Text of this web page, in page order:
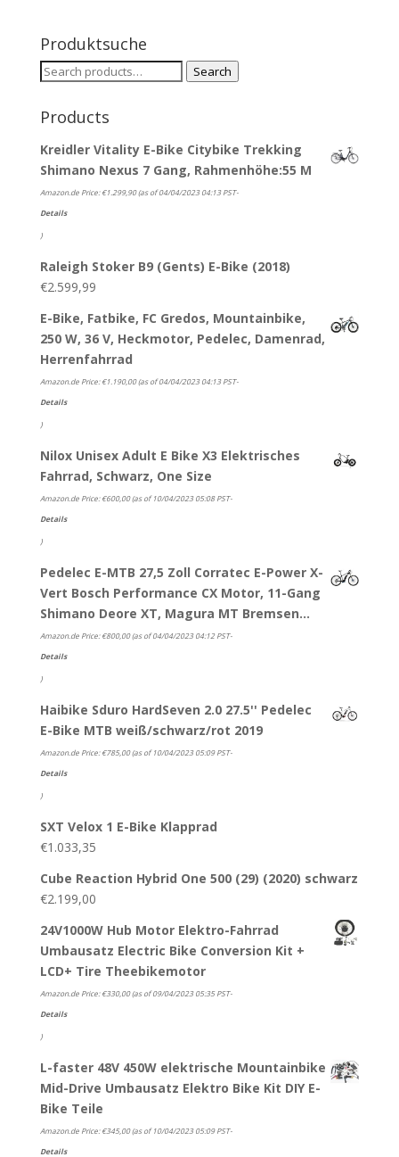
Produktsuche
Search
Search
Products
Kreidler Vitality E-Bike Citybike Trekking
Shimano Nexus 7 Gang, Rahmenhöhe:55 M
Amazon.de Price:€1.299,90(as of 04/04/2023 04:13 PST-
Details
)
Raleigh Stoker B9 (Gents) E-Bike (2018)
€2.599,99
E-Bike, Fatbike, FC Gredos, Mountainbike,
250 W, 36 V, Heckmotor, Pedelec, Damenrad,
Herrenfahrrad
Amazon.de Price:€1.190,00(as of 04/04/2023 04:13 PST-
Details
)
Nilox Unisex Adult E Bike X3 Elektrisches
Fahrrad, Schwarz, One Size
Amazon.de Price:€600,00(as of 10/04/2023 05:08 PST-
Details
)
Pedelec E-MTB 27,5 Zoll Corratec E-Power X-
Vert Bosch Performance CX Motor, 11-Gang
Shimano Deore XT, Magura MT Bremsen…
Amazon.de Price:€800,00(as of 04/04/2023 04:12 PST-
Details
)
Haibike Sduro HardSeven 2.0 27.5'' Pedelec
E-Bike MTB weiß/schwarz/rot 2019
Amazon.de Price:€785,00(as of 10/04/2023 05:09 PST-
Details
)
SXT Velox 1 E-Bike Klapprad
€1.033,35
Cube Reaction Hybrid One 500 (29) (2020) schwarz
€2.199,00
24V1000W Hub Motor Elektro-Fahrrad
Umbausatz Electric Bike Conversion Kit +
LCD+ Tire Theebikemotor
Amazon.de Price:€330,00(as of 09/04/2023 05:35 PST-
Details
)
L-faster 48V 450W elektrische Mountainbike
Mid-Drive Umbausatz Elektro Bike Kit DIY E-
Bike Teile
Amazon.de Price:€345,00(as of 10/04/2023 05:09 PST-
Details